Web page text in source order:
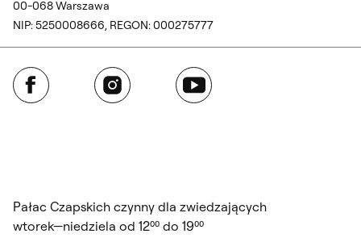
00-068 Warszawa
NIP: 5250008666, REGON: 000275777
Facebook Instagram YouTube
Pałac Czapskich czynny dla zwiedzających
wtorek—niedziela od 12⁰⁰ do 19⁰⁰